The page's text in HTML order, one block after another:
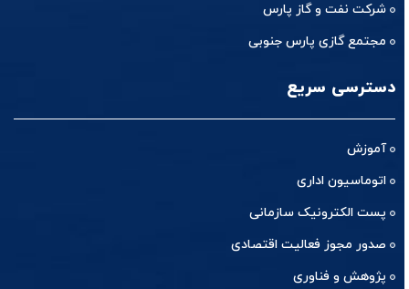
شرکت نفت و گاز پارس
مجتمع گازی پارس جنوبی
دسترسی سریع
آموزش
اتوماسیون اداری
پست الکترونیک سازمانی
صدور مجوز فعالیت اقتصادی
پژوهش و فناوری